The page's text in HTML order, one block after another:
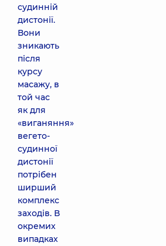
судинній
дистонії.
Вони
зникають
після
курсу
масажу, в
той час
як для
«виганяння»
вегето-
судинної
дистонії
потрібен
ширший
комплекс
заходів. В
окремих
випадках